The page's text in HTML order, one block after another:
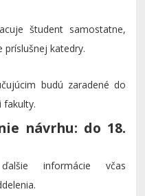
študent samostatne,
príslušnej katedry.
budú zaradené do
fakulty.
návrhu: do 18.
informácie včas